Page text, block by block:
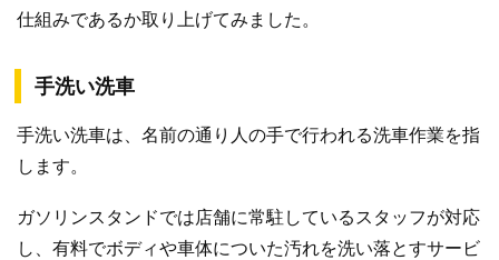
仕組みであるか取り上げてみました。
手洗い洗車
手洗い洗車は、名前の通り人の手で行われる洗車作業を指
します。
ガソリンスタンドでは店舗に常駐しているスタッフが対応
し、有料でボディや車体についた汚れを洗い落とすサービ